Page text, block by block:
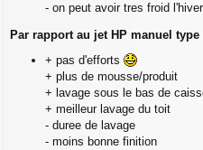
- on peut avoir tres froid l'hiver
Par rapport au jet HP manuel type
+ pas d'efforts
+ plus de mousse/produit
+ lavage sous le bas de
+ meilleur lavage du toit
- duree de lavage
- moins bonne finition